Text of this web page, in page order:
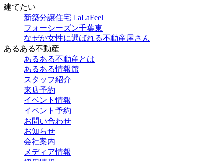
建てたい
新築分譲住宅 LaLaFeel
フォーシーズン千葉東
なぜか女性に選ばれる不動産屋さん
あるある不動産
あるある不動産とは
あるある情報館
スタッフ紹介
来店予約
イベント情報
イベント予約
お問い合わせ
お知らせ
会社案内
メディア情報